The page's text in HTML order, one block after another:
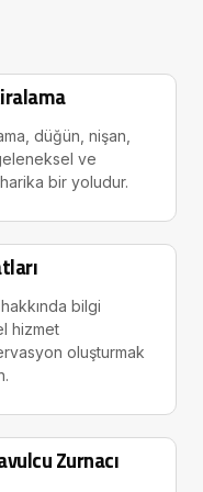
düğün, nişan,
ve
bir yoludur.
bilgi
hizmet
oluşturmak
Zurnacı